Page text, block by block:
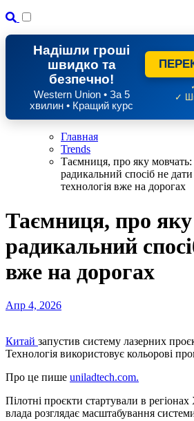
Надішли гроші
швидко та
безпечно!
Western Union • За 5
хвилин • Кращий курс
✓
Главная
Trends
Таємниця, про яку
радикальний спосіб не
технологія вже на дорогах
Таємниця, про
радикальний
вже на дорогах
Апр 4, 2026
Китай запустив систему лазерних
Технологія використовує кольорові
Про це пише uniladtech.com.
Пілотні проєкти стартували в
влада розглядає масштабування